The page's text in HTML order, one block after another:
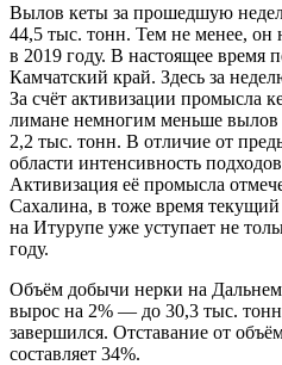
Вылов кеты за прошедшую
44,5 тыс. тонн. Тем не менее,
в 2019 году. В настоящее время
Камчатский край. Здесь за
За счёт активизации промысла
лимане немногим меньше
2,2 тыс. тонн. В отличие от
области интенсивность
Активизация её промысла
Сахалина, в тоже время
на Итурупе уже уступает не
году.
Объём добычи нерки на
вырос на 2% — до 30,3 тыс.
завершился. Отставание от
составляет 34%.